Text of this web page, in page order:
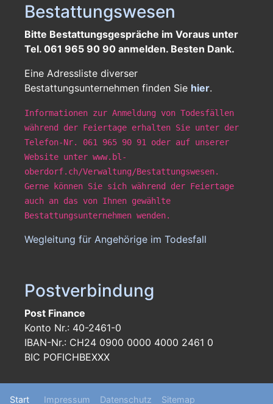
Bestattungswesen
Bitte Bestattungsgespräche im Voraus unter
Tel. 061 965 90 90 anmelden. Besten Dank.
Eine Adressliste diverser
Bestattungsunternehmen finden Sie hier.
Informationen zur Anmeldung von Todesfällen
während der Feiertage erhalten Sie unter der
Telefon-Nr. 061 965 90 91 oder auf unserer
Website unter www.bl-
oberdorf.ch/Verwaltung/Bestattungswesen.
Gerne können Sie sich während der Feiertage
auch an das von Ihnen gewählte
Bestattungsunternehmen wenden.
Wegleitung für Angehörige im Todesfall
Postverbindung
Post Finance
Konto Nr.: 40-2461-0
IBAN-Nr.: CH24 0900 0000 4000 2461 0
BIC POFICHBEXXX
Start Impressum Datenschutz Sitemap